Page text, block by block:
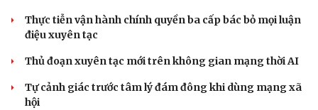
Thực tiễn vận hành chính quyền ba cấp bác bỏ mọi luận
điệu xuyên tạc
Thủ đoạn xuyên tạc mới trên không gian mạng thời AI
Tự cảnh giác trước tâm lý đám đông khi dùng mạng xã
hội